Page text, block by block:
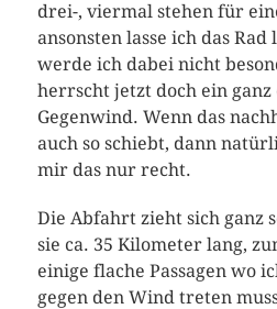
drei-, viermal stehen für
ansonsten lasse ich das
werde ich dabei nicht
herrscht jetzt doch ein
Gegenwind. Wenn das
auch so schiebt, dann
mir das nur recht.
Die Abfahrt zieht sich ganz
sie ca. 35 Kilometer lang,
einige flache Passagen wo
gegen den Wind treten